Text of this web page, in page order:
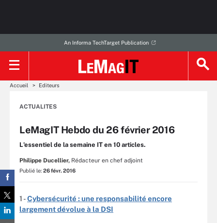
An Informa TechTarget Publication
Accueil Editeurs
ACTUALITES
LeMagIT Hebdo du 26 février 2016
L'essentiel de la semaine IT en 10 articles.
Philippe Ducellier, Rédacteur en chef adjoint
Publié le: 26 févr. 2016
1 -Cybersécurité : une responsabilité encore
largement dévolue à la DSI